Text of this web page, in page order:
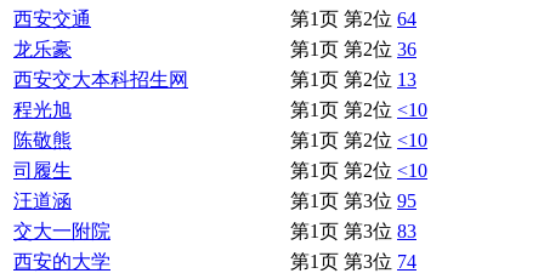
西安交通
第1页 第2位 64
龙乐豪
第1页 第2位 36
西安交大本科招生网
第1页 第2位 13
程光旭
第1页 第2位 <10
陈敬熊
第1页 第2位 <10
司履生
第1页 第2位 <10
汪道涵
第1页 第3位 95
交大一附院
第1页 第3位 83
西安的大学
第1页 第3位 74